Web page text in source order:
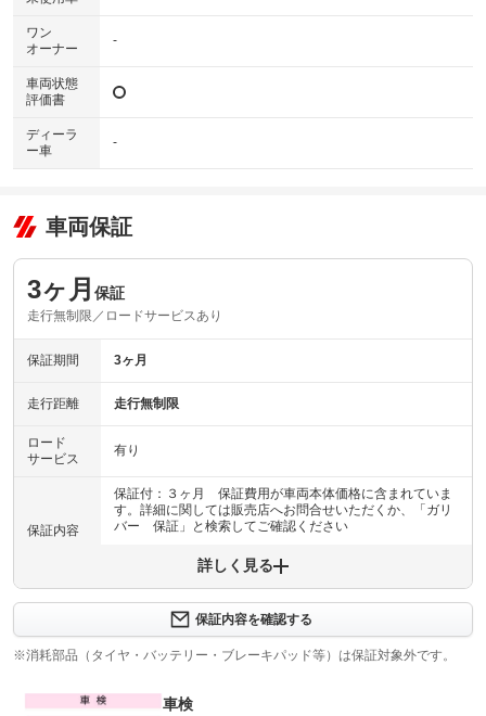
ワン
オーナー
-
車両状態
評価書
ディーラ
ー車
-
車両保証
3ヶ月 保証
走行無制限／ロードサービスあり
保証期間 3ヶ月
走行距離 走行無制限
ロード
サービス
有り
保証内容
保証付：３ヶ月 保証費用が車両本体価格に含まれていま
す。詳細に関しては販売店へお問合せいただくか、「ガリ
バー 保証」と検索してご確認ください
保証内容について問い合わせる
保証項目
計11項目
１エンジン機構 ２動力伝達機構 ３ブレーキ機構 ４ス
テアリング機構 ５前後アクスル機構 ６電子制御機構
７エアコン機構 ８車外装備品 ９車内装備品 １０乗員
修理回数 無制限
詳しく見る
保証内容を確認する
※消耗部品（タイヤ・バッテリー・ブレーキパッド等）は保証対象外です。
車検